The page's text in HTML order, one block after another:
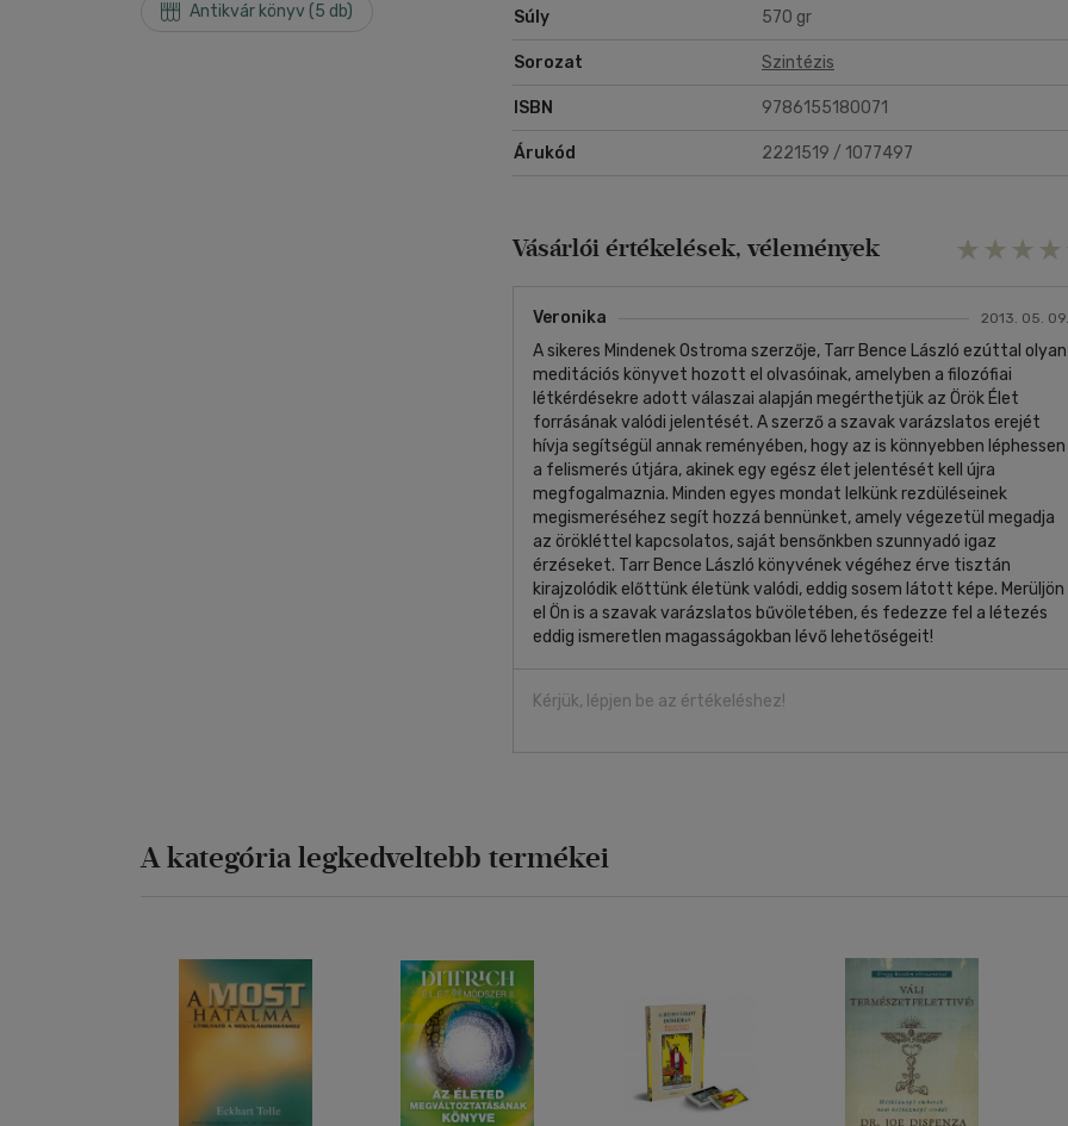
Antikvár könyv (5 db) Súly 570 gr
Sorozat Szintézis
ISBN 9786155180071
Árukód 2221519 / 1077497
Vásárlói értékelések, vélemények
Veronika 2013. 05. 09.
A sikeres Mindenek Ostroma szerzője, Tarr Bence László ezúttal olyan
meditációs könyvet hozott el olvasóinak, amelyben a filozófiai
létkérdésekre adott válaszai alapján megérthetjük az Örök Élet
forrásának valódi jelentését. A szerző a szavak varázslatos erejét
hívja segítségül annak reményében, hogy az is könnyebben léphessen
a felismerés útjára, akinek egy egész élet jelentését kell újra
megfogalmaznia. Minden egyes mondat lelkünk rezdüléseinek
megismeréséhez segít hozzá bennünket, amely végezetül megadja
az örökléttel kapcsolatos, saját bensőnkben szunnyadó igaz
érzéseket. Tarr Bence László könyvének végéhez érve tisztán
kirajzolódik előttünk életünk valódi, eddig sosem látott képe. Merüljön
el Ön is a szavak varázslatos bűvöletében, és fedezze fel a létezés
eddig ismeretlen magasságokban lévő lehetőségeit!
Kérjük, lépjen be az értékeléshez!
A kategória legkedveltebb termékei